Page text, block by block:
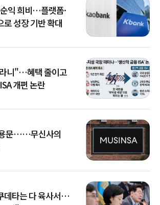
익 희비…플랫폼·
성장 기반 확대
니"…혜택 줄이고
개편 논란
문……무신사의
데타는 다 육사서…